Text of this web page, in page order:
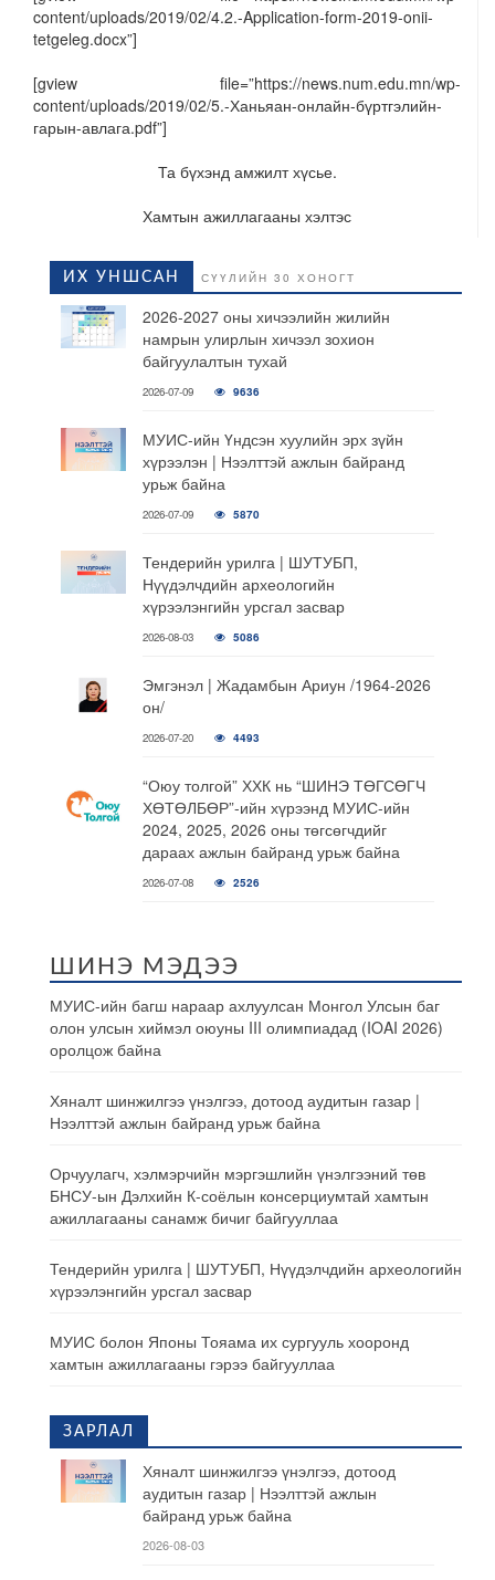
content/uploads/2019/02/4.2.-Application-form-2019-onii-
tetgeleg.docx”]
[gview file=”https://news.num.edu.mn/wp-
content/uploads/2019/02/5.-Ханьяан-онлайн-бүртгэлийн-
гарын-авлага.pdf”]
Та бүхэнд амжилт хүсье.
Хамтын ажиллагааны хэлтэс
ИХ УНШСАН СҮҮЛИЙН 30 ХОНОГТ
2026-2027 оны хичээлийн жилийн
намрын улирлын хичээл зохион
байгуулалтын тухай
2026-07-09 9636
МУИС-ийн Үндсэн хуулийн эрх зүйн
хүрээлэн | Нээлттэй ажлын байранд
урьж байна
2026-07-09 5870
Тендерийн урилга | ШУТУБП,
Нүүдэлчдийн археологийн
хүрээлэнгийн урсгал засвар
2026-08-03 5086
Эмгэнэл | Жадамбын Ариун /1964-2026
он/
2026-07-20 4493
“Оюу толгой” ХХК нь “ШИНЭ ТӨГСӨГЧ
ХӨТӨЛБӨР”-ийн хүрээнд МУИС-ийн
2024, 2025, 2026 оны төгсөгчдийг
дараах ажлын байранд урьж байна
2026-07-08 2526
ШИНЭ МЭДЭЭ
МУИС-ийн багш нараар ахлуулсан Монгол Улсын баг
олон улсын хиймэл оюуны III олимпиадад (IOAI 2026)
оролцож байна
Хяналт шинжилгээ үнэлгээ, дотоод аудитын газар |
Нээлттэй ажлын байранд урьж байна
Орчуулагч, хэлмэрчийн мэргэшлийн үнэлгээний төв
БНСУ-ын Дэлхийн К-соёлын консерциумтай хамтын
ажиллагааны санамж бичиг байгууллаа
Тендерийн урилга | ШУТУБП, Нүүдэлчдийн археологийн
хүрээлэнгийн урсгал засвар
МУИС болон Японы Тояама их сургууль хооронд
хамтын ажиллагааны гэрээ байгууллаа
ЗАРЛАЛ
Хяналт шинжилгээ үнэлгээ, дотоод
аудитын газар | Нээлттэй ажлын
байранд урьж байна
2026-08-03